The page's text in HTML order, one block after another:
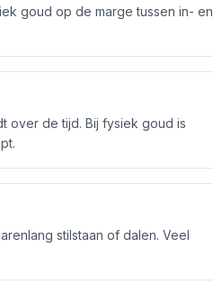
goud op de marge tussen in- en
over de tijd. Bij fysiek goud is
stilstaan of dalen. Veel